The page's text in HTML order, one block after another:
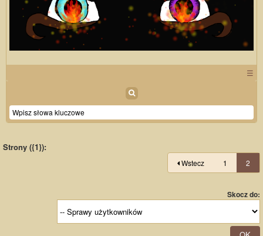
☰
Strony ({1}):
Wstecz 1 2
Skocz do: